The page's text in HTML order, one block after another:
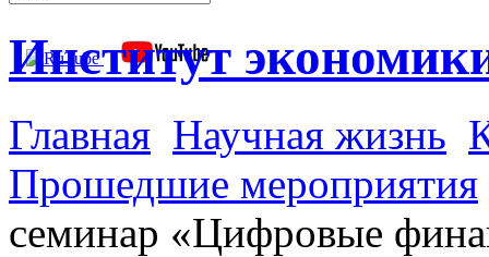
Институт
Главная Научная жизнь
Прошедшие мероприятия
семинар «Цифровые